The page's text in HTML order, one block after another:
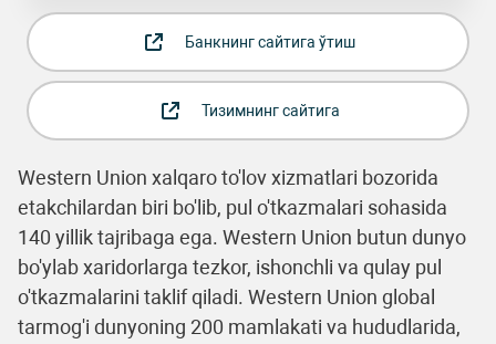
Банкнинг сайтига ўтиш
Тизимнинг сайтига
Western Union xalqaro to'lov xizmatlari bozorida
etakchilardan biri bo'lib, pul o'tkazmalari sohasida
140 yillik tajribaga ega. Western Union butun dunyo
bo'ylab xaridorlarga tezkor, ishonchli va qulay pul
o'tkazmalarini taklif qiladi. Western Union global
tarmog'i dunyoning 200 mamlakati va hududlarida,